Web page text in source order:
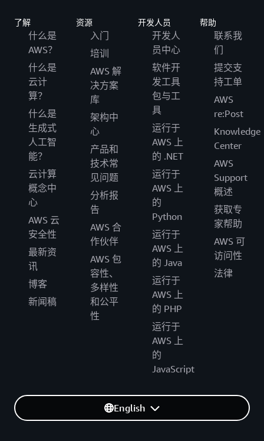
了解
什么是
AWS？
什么是
云计
算？
什么是
生成式
人工智
能？
云计算
概念中
心
AWS 云
安全性
最新资
讯
博客
新闻稿
资源
入门
培训
AWS 解
决方案
库
架构中
心
产品和
技术常
见问题
分析报
告
AWS 合
作伙伴
AWS 包
容性、
多样性
和公平
性
开发人员
开发人
员中心
软件开
发工具
包与工
具
运行于
AWS 上
的 .NET
运行于
AWS 上
的
Python
运行于
AWS 上
的 Java
运行于
AWS 上
的 PHP
运行于
AWS 上
的
JavaScript
帮助
联系我
们
提交支
持工单
AWS
re:Post
Knowledge
Center
AWS
Support
概述
获取专
家帮助
AWS 可
访问性
法律
English